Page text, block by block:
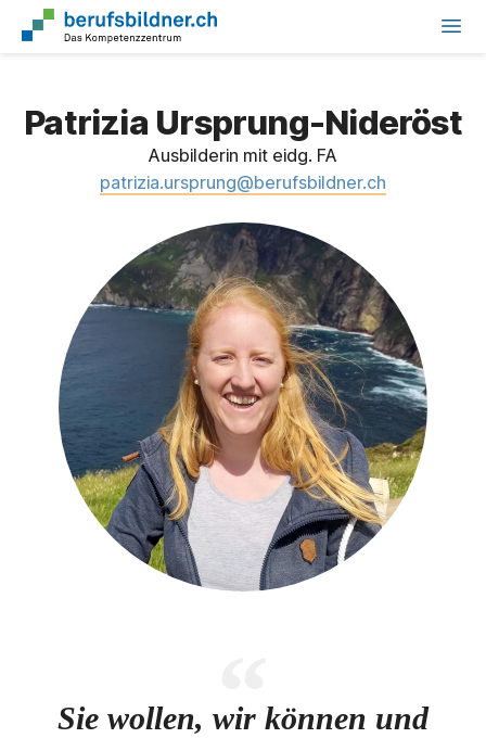
Patrizia Ursprung-Nideröst
Ausbilderin mit eidg. FA
patrizia.ursprung@berufsbildner.ch
Sie wollen, wir können und